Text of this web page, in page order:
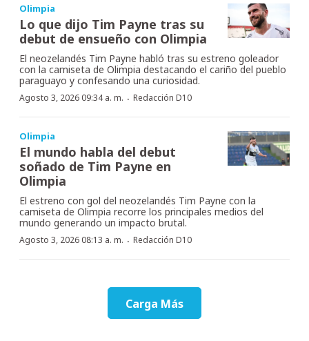
Olimpia
Lo que dijo Tim Payne tras su
debut de ensueño con Olimpia
El neozelandés Tim Payne habló tras su estreno goleador
con la camiseta de Olimpia destacando el cariño del pueblo
paraguayo y confesando una curiosidad.
Agosto 3, 2026 09:34 a. m. · Redacción D10
Olimpia
El mundo habla del debut
soñado de Tim Payne en
Olimpia
El estreno con gol del neozelandés Tim Payne con la
camiseta de Olimpia recorre los principales medios del
mundo generando un impacto brutal.
Agosto 3, 2026 08:13 a. m. · Redacción D10
Carga Más